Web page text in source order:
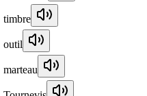
timbre
outil
marteau